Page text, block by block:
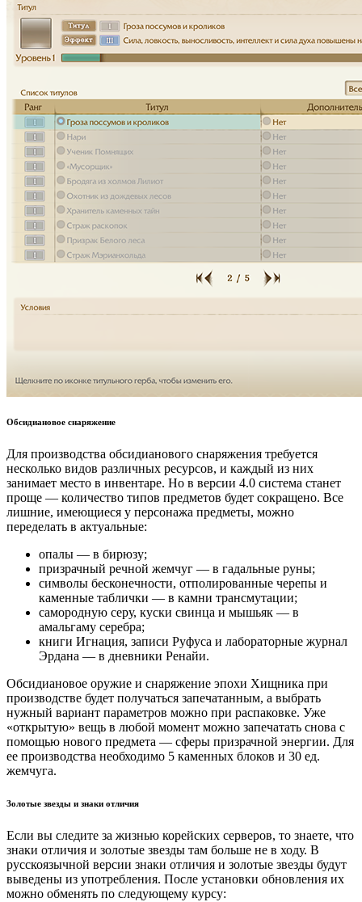
Обсидиановое снаряжение
Для производства обсидианового снаряжения требуется
несколько видов различных ресурсов, и каждый из них
занимает место в инвентаре. Но в версии 4.0 система станет
проще — количество типов предметов будет сокращено. Все
лишние, имеющиеся у персонажа предметы, можно
переделать в актуальные:
опалы — в бирюзу;
призрачный речной жемчуг — в гадальные руны;
символы бесконечности, отполированные черепы и
каменные таблички — в камни трансмутации;
самородную серу, куски свинца и мышьяк — в
амальгаму серебра;
книги Игнация, записи Руфуса и лабораторные журнал
Эрдана — в дневники Ренайи.
Обсидиановое оружие и снаряжение эпохи Хищника при
производстве будет получаться запечатанным, а выбрать
нужный вариант параметров можно при распаковке. Уже
«открытую» вещь в любой момент можно запечатать снова с
помощью нового предмета — сферы призрачной энергии. Для
ее производства необходимо 5 каменных блоков и 30 ед.
жемчуга.
Золотые звезды и знаки отличия
Если вы следите за жизнью корейских серверов, то знаете, что
знаки отличия и золотые звезды там больше не в ходу. В
русскоязычной версии знаки отличия и золотые звезды будут
выведены из употребления. После установки обновления их
можно обменять по следующему курсу: